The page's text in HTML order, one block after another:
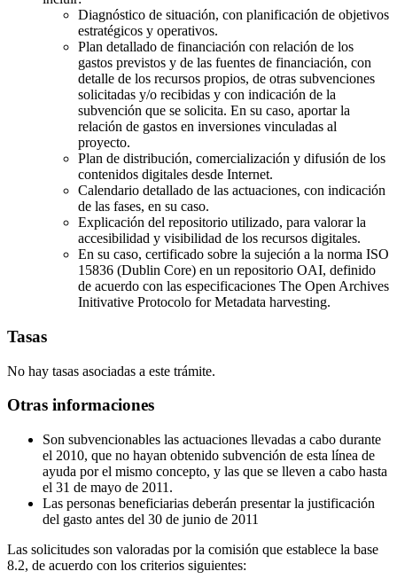
Diagnóstico de situación, con planificación de objetivos
estratégicos y operativos.
Plan detallado de financiación con relación de los
gastos previstos y de las fuentes de financiación, con
detalle de los recursos propios, de otras subvenciones
solicitadas y/o recibidas y con indicación de la
subvención que se solicita. En su caso, aportar la
relación de gastos en inversiones vinculadas al
proyecto.
Plan de distribución, comercialización y difusión de los
contenidos digitales desde Internet.
Calendario detallado de las actuaciones, con indicación
de las fases, en su caso.
Explicación del repositorio utilizado, para valorar la
accesibilidad y visibilidad de los recursos digitales.
En su caso, certificado sobre la sujeción a la norma ISO
15836 (Dublin Core) en un repositorio OAI, definido
de acuerdo con las especificaciones The Open Archives
Initivative Protocolo for Metadata harvesting.
Tasas
No hay tasas asociadas a este trámite.
Otras informaciones
Son subvencionables las actuaciones llevadas a cabo durante
el 2010, que no hayan obtenido subvención de esta línea de
ayuda por el mismo concepto, y las que se lleven a cabo hasta
el 31 de mayo de 2011.
Las personas beneficiarias deberán presentar la justificación
del gasto antes del 30 de junio de 2011
Las solicitudes son valoradas por la comisión que establece la base
8.2, de acuerdo con los criterios siguientes: